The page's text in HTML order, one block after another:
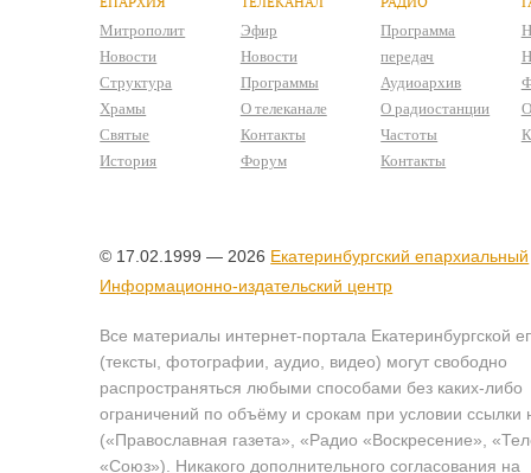
Митрополит
Новости
Структура
Храмы
Святые
История
Эфир
Новости
Программы
О телеканале
Контакты
Форум
Программа
передач
Аудиоархив
О радиостанции
Частоты
Контакты
© 17.02.1999 — 2026 Екатеринбургский епархиальный
Информационно-издательский центр
Все материалы интернет-портала Екатеринбургской
(тексты, фотографии, аудио, видео) могут свободно
распространяться любыми способами без каких-либо
ограничений по объёму и срокам при условии ссылки
(«Православная газета», «Радио «Воскресение»,
«Союз»). Никакого дополнительного согласования на